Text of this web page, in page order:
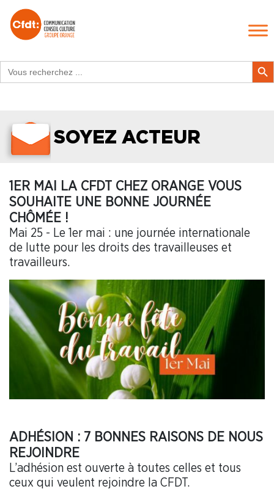
for:
Search
SOYEZ ACTEUR
1ER MAI LA CFDT CHEZ ORANGE VOUS
SOUHAITE UNE BONNE JOURNÉE
CHÔMÉE !
Mai 25 - Le 1er mai : une journée internationale
de lutte pour les droits des travailleuses et
travailleurs.
ADHÉSION : 7 BONNES RAISONS DE NOUS
REJOINDRE
L’adhésion est ouverte à toutes celles et tous
ceux qui veulent rejoindre la CFDT.